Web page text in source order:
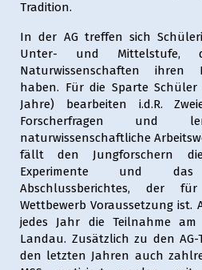
Tradition.
In der AG treffen sich
Unter- und Mittelstufe,
Naturwissenschaften ihren
haben. Für die Sparte Schüler
Jahre) bearbeiten i.d.R.
Forscherfragen und
naturwissenschaftliche
fällt den Jungforschern
Experimente und
Abschlussberichtes, der
Wettbewerb Voraussetzung
jedes Jahr die Teilnahme am
Landau. Zusätzlich zu den
den letzten Jahren auch